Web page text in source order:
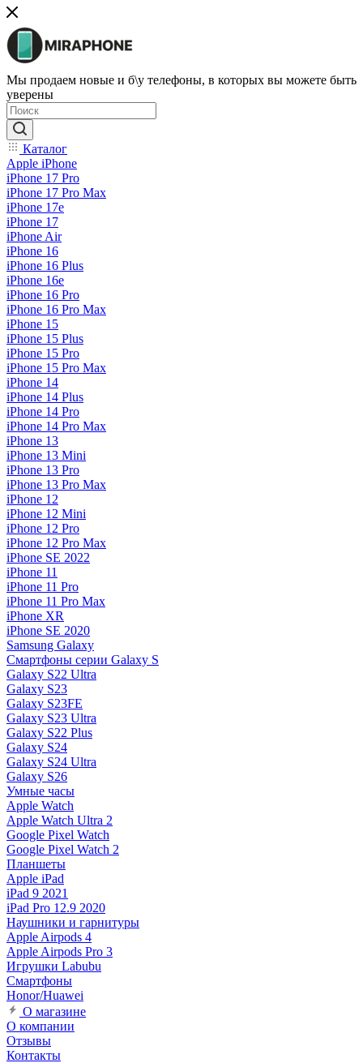
Мы продаем новые и б\у телефоны, в которых вы можете быть
уверены
Каталог
Apple iPhone
iPhone 17 Pro
iPhone 17 Pro Max
iPhone 17e
iPhone 17
iPhone Air
iPhone 16
iPhone 16 Plus
iPhone 16e
iPhone 16 Pro
iPhone 16 Pro Max
iPhone 15
iPhone 15 Plus
iPhone 15 Pro
iPhone 15 Pro Max
iPhone 14
iPhone 14 Plus
iPhone 14 Pro
iPhone 14 Pro Max
iPhone 13
iPhone 13 Mini
iPhone 13 Pro
iPhone 13 Pro Max
iPhone 12
iPhone 12 Mini
iPhone 12 Pro
iPhone 12 Pro Max
iPhone SE 2022
iPhone 11
iPhone 11 Pro
iPhone 11 Pro Max
iPhone XR
iPhone SE 2020
Samsung Galaxy
Смартфоны серии Galaxy S
Galaxy S22 Ultra
Galaxy S23
Galaxy S23FE
Galaxy S23 Ultra
Galaxy S22 Plus
Galaxy S24
Galaxy S24 Ultra
Galaxy S26
Умные часы
Apple Watch
Apple Watch Ultra 2
Google Pixel Watch
Google Pixel Watch 2
Планшеты
Apple iPad
iPad 9 2021
iPad Pro 12.9 2020
Наушники и гарнитуры
Apple Airpods 4
Apple Airpods Pro 3
Игрушки Labubu
Смартфоны
Honor/Huawei
О магазине
О компании
Отзывы
Контакты